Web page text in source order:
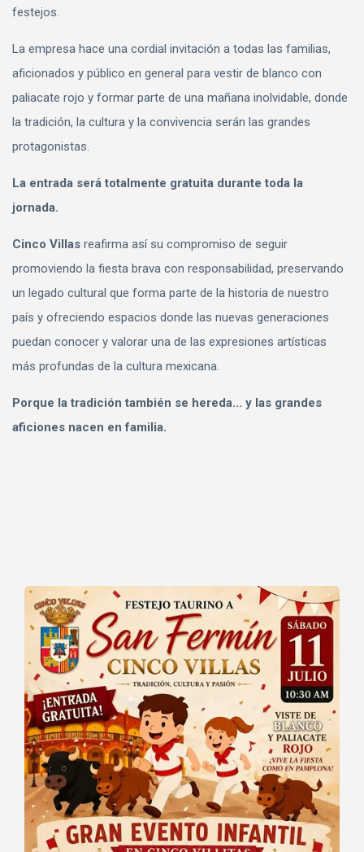
festejos.
La empresa hace una cordial invitación a todas las familias,
aficionados y público en general para vestir de blanco con
paliacate rojo y formar parte de una mañana inolvidable, donde
la tradición, la cultura y la convivencia serán las grandes
protagonistas.
La entrada será totalmente gratuita durante toda la
jornada.
Cinco Villas reafirma así su compromiso de seguir
promoviendo la fiesta brava con responsabilidad, preservando
un legado cultural que forma parte de la historia de nuestro
país y ofreciendo espacios donde las nuevas generaciones
puedan conocer y valorar una de las expresiones artísticas
más profundas de la cultura mexicana.
Porque la tradición también se hereda... y las grandes
aficiones nacen en familia.